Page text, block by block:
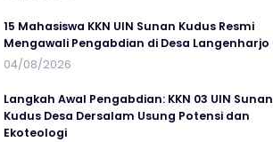
15 Mahasiswa KKN UIN Sunan Kudus Resmi
Mengawali Pengabdian di Desa Langenharjo
04/08/2026
Langkah Awal Pengabdian: KKN 03 UIN Sunan
Kudus Desa Dersalam Usung Potensi dan
Ekoteologi